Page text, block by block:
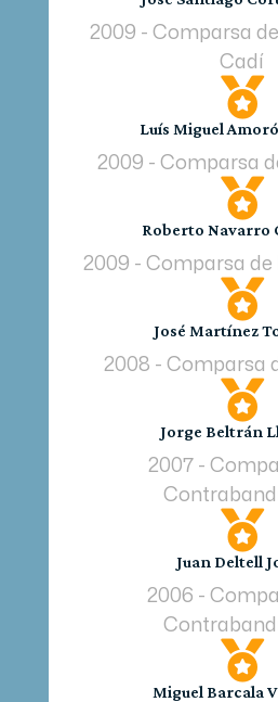
2009 - Comparsa
Cadí

Luís Miguel
2009 - Comparsa

Roberto Navarro
2009 - Comparsa

José Martínez
2008 - Comparsa

Jorge Beltrán
2007 -

Juan Deltell
2006 -

Miguel Barcala